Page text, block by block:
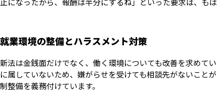
就業環境の整備とハラスメント対策
新法は金銭面だけでなく、働く環境についても改善を求めて
に属していないため、嫌がらせを受けても相談先がないこと
制整備を義務付けています。